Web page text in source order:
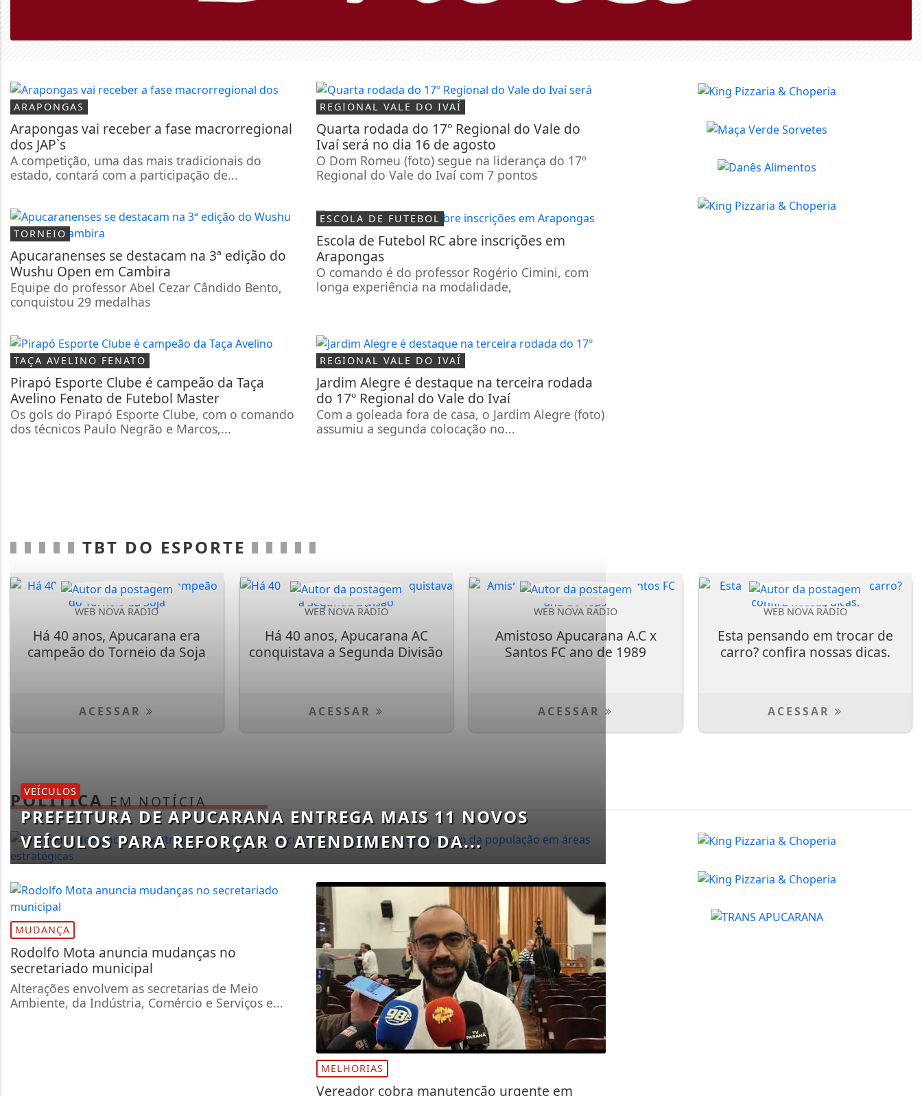
ARAPONGAS
Arapongas vai receber a fase macrorregional
dos JAP`s
A competição, uma das mais tradicionais do
estado, contará com a participação de...
REGIONAL VALE DO IVAÍ
Quarta rodada do 17º Regional do Vale do
Ivaí será no dia 16 de agosto
O Dom Romeu (foto) segue na liderança do 17º
Regional do Vale do Ivaí com 7 pontos
TORNEIO
Apucaranenses se destacam na 3ª edição do
Wushu Open em Cambira
Equipe do professor Abel Cezar Cândido Bento,
conquistou 29 medalhas
ESCOLA DE FUTEBOL
Escola de Futebol RC abre inscrições em
Arapongas
O comando é do professor Rogério Cimini, com
longa experiência na modalidade,
TAÇA AVELINO FENATO
Pirapó Esporte Clube é campeão da Taça
Avelino Fenato de Futebol Master
Os gols do Pirapó Esporte Clube, com o comando
dos técnicos Paulo Negrão e Marcos,...
REGIONAL VALE DO IVAÍ
Jardim Alegre é destaque na terceira rodada
do 17º Regional do Vale do Ivaí
Com a goleada fora de casa, o Jardim Alegre (foto)
assumiu a segunda colocação no...
TBT DO ESPORTE
WEB NOVA RÁDIO
Há 40 anos, Apucarana era
campeão do Torneio da Soja
ACESSAR
WEB NOVA RÁDIO
Há 40 anos, Apucarana AC
conquistava a Segunda Divisão
ACESSAR
WEB NOVA RÁDIO
Amistoso Apucarana A.C x
Santos FC ano de 1989
ACESSAR
WEB NOVA RÁDIO
Esta pensando em trocar de
carro? confira nossas dicas.
ACESSAR
POLÍTICAEM NOTÍCIA
VEÍCULOS
PREFEITURA DE APUCARANA ENTREGA MAIS 11 NOVOS
VEÍCULOS PARA REFORÇAR O ATENDIMENTO DA...
MUDANÇA
Rodolfo Mota anuncia mudanças no
secretariado municipal
Alterações envolvem as secretarias de Meio
Ambiente, da Indústria, Comércio e Serviços e...
MELHORIAS
Vereador cobra manutenção urgente em